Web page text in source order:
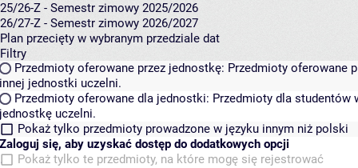
25/26-Z - Semestr zimowy 2025/2026
26/27-Z - Semestr zimowy 2026/2027
Plan przecięty w wybranym przedziale dat
Filtry
Przedmioty oferowane przez jednostkę: Przedmioty oferowane
innej jednostki uczelni.
Przedmioty oferowane dla jednostki: Przedmioty dla studentów
jednostkę uczelni.
Pokaż tylko przedmioty prowadzone w języku innym niż polski
Zaloguj się, aby uzyskać dostęp do dodatkowych opcji
Pokaż tylko te przedmioty, na które mogę się rejestrować